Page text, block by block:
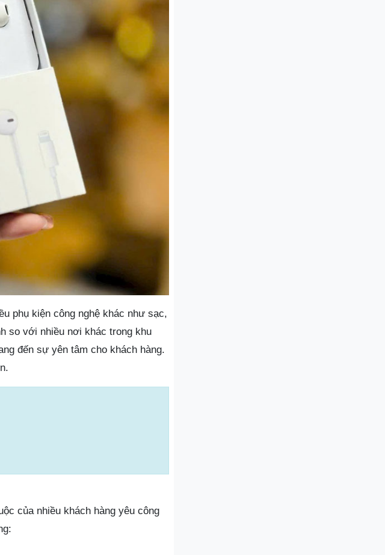
phụ kiện công nghệ khác như sạc,
so với nhiều nơi khác trong khu
đến sự yên tâm cho khách hàng.
của nhiều khách hàng yêu công